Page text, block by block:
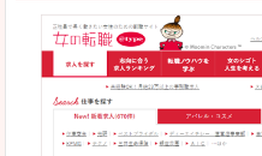
良いところ
求人が毎時更
希望職種の平
求人数が多す